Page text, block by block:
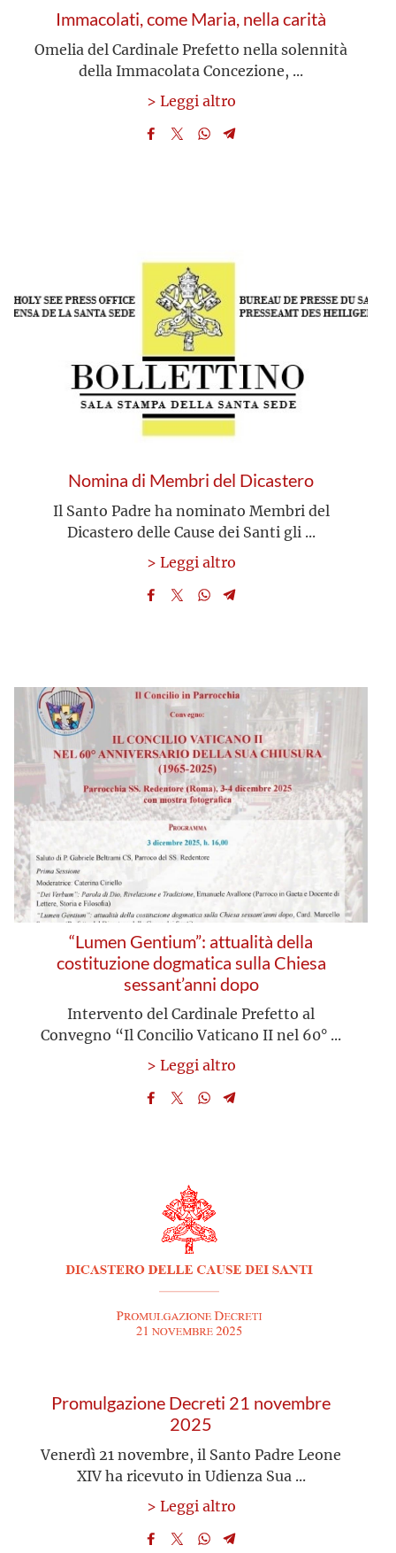
Immacolati, come Maria, nella carità
Omelia del Cardinale Prefetto nella solennità
della Immacolata Concezione, ...
> Leggi altro
Nomina di Membri del Dicastero
Il Santo Padre ha nominato Membri del
Dicastero delle Cause dei Santi gli ...
> Leggi altro
“Lumen Gentium”: attualità della
costituzione dogmatica sulla Chiesa
sessant’anni dopo
Intervento del Cardinale Prefetto al
Convegno “Il Concilio Vaticano II nel 60° ...
> Leggi altro
Promulgazione Decreti 21 novembre
2025
Venerdì 21 novembre, il Santo Padre Leone
XIV ha ricevuto in Udienza Sua ...
> Leggi altro